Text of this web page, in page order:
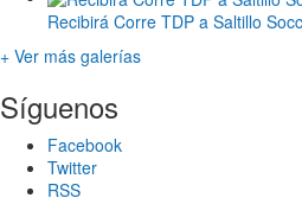
Recibirá Corre TDP a Saltillo
+ Ver más galerías
Síguenos
Facebook
Twitter
RSS